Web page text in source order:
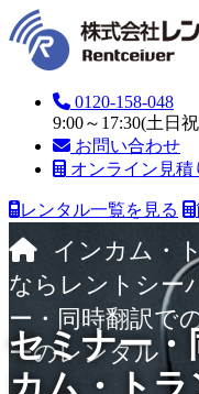
0120-158-048
9:00～17:30(土日
お問い合わせ
オンライン見積
レンタル一覧を見る
インカム・
ならレントシー
ー・同時翻訳で
ーのレンタル
セミナー・